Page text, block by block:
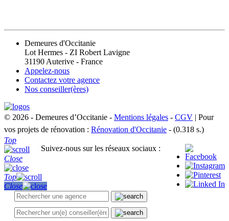
Demeures d'Occitanie
Lot Hermes - ZI Robert Lavigne
31190 Auterive - France
Appelez-nous
Contactez votre agence
Nos conseiller(ères)
© 2026 - Demeures d’Occitanie - Mentions légales - CGV | Pour
vos projets de rénovation : Rénovation d'Occitanie - (0.318 s.)
Suivez-nous sur les réseaux sociaux :
Top
Close
Top
Close